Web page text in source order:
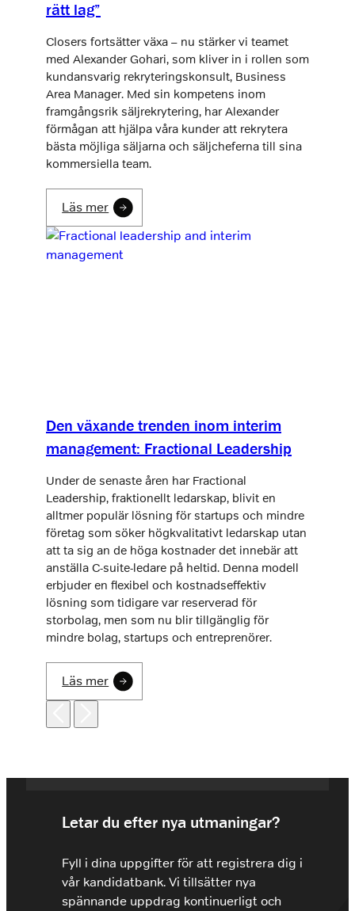
rätt lag”
Closers fortsätter växa – nu stärker vi teamet
med Alexander Gohari, som kliver in i rollen som
kundansvarig rekryteringskonsult, Business
Area Manager. Med sin kompetens inom
framgångsrik säljrekrytering, har Alexander
förmågan att hjälpa våra kunder att rekrytera
bästa möjliga säljarna och säljcheferna till sina
kommersiella team.
Läs mer
Den växande trenden inom interim
management: Fractional Leadership
Under de senaste åren har Fractional
Leadership, fraktionellt ledarskap, blivit en
alltmer populär lösning för startups och mindre
företag som söker högkvalitativt ledarskap utan
att ta sig an de höga kostnader det innebär att
anställa C-suite-ledare på heltid. Denna modell
erbjuder en flexibel och kostnadseffektiv
lösning som tidigare var reserverad för
storbolag, men som nu blir tillgänglig för
mindre bolag, startups och entreprenörer.
Läs mer
Letar du efter nya utmaningar?
Fyll i dina uppgifter för att registrera dig i
vår kandidatbank. Vi tillsätter nya
spännande uppdrag kontinuerligt och